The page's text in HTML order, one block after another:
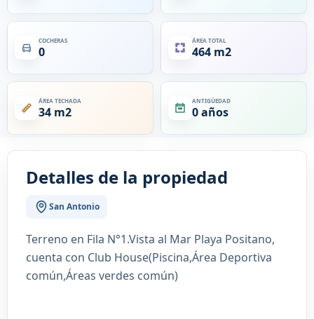
COCHERAS
0
ÁREA TOTAL
464 m2
ÁREA TECHADA
34 m2
ANTIGÜEDAD
0 años
Detalles de la propiedad
San Antonio
Terreno en Fila N°1.Vista al Mar Playa Positano,
cuenta con Club House(Piscina,Área Deportiva
común,Áreas verdes común)